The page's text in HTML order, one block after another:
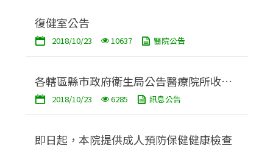
復健室公告
2018/10/23 10637 醫院公告
各轄區縣市政府衛生局公告醫療院所收費
標準網站連結
2018/10/23 6285 訊息公告
即日起，本院提供成人預防保健健康檢查